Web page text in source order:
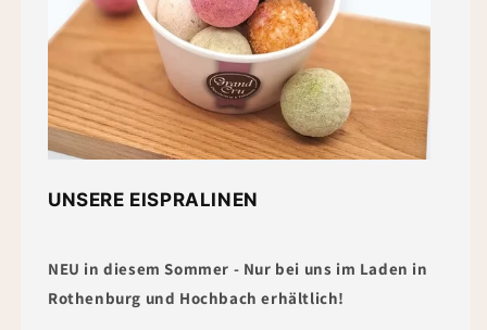
UNSERE EISPRALINEN
NEU in diesem Sommer - Nur bei uns im Laden in
Rothenburg und Hochbach erhältlich!